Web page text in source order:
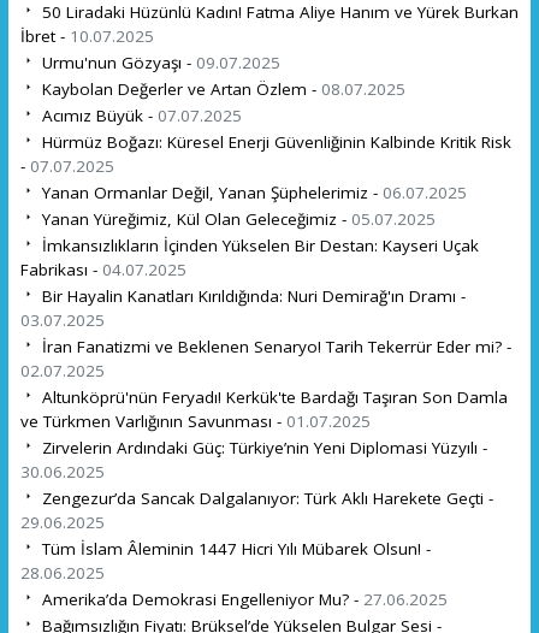
50 Liradaki Hüzünlü Kadın! Fatma Aliye Hanım ve Yürek Burkan
İbret - 10.07.2025
Urmu'nun Gözyaşı - 09.07.2025
Kaybolan Değerler ve Artan Özlem - 08.07.2025
Acımız Büyük - 07.07.2025
Hürmüz Boğazı: Küresel Enerji Güvenliğinin Kalbinde Kritik Risk
- 07.07.2025
Yanan Ormanlar Değil, Yanan Şüphelerimiz - 06.07.2025
Yanan Yüreğimiz, Kül Olan Geleceğimiz - 05.07.2025
İmkansızlıkların İçinden Yükselen Bir Destan: Kayseri Uçak
Fabrikası - 04.07.2025
Bir Hayalin Kanatları Kırıldığında: Nuri Demirağ'ın Dramı -
03.07.2025
İran Fanatizmi ve Beklenen Senaryo! Tarih Tekerrür Eder mi? -
02.07.2025
Altunköprü'nün Feryadı! Kerkük'te Bardağı Taşıran Son Damla
ve Türkmen Varlığının Savunması - 01.07.2025
Zirvelerin Ardındaki Güç: Türkiye’nin Yeni Diplomasi Yüzyılı -
30.06.2025
Zengezur’da Sancak Dalgalanıyor: Türk Aklı Harekete Geçti -
29.06.2025
Tüm İslam Âleminin 1447 Hicri Yılı Mübarek Olsun! -
28.06.2025
Amerika’da Demokrasi Engelleniyor Mu? - 27.06.2025
Bağımsızlığın Fiyatı: Brüksel’de Yükselen Bulgar Sesi -